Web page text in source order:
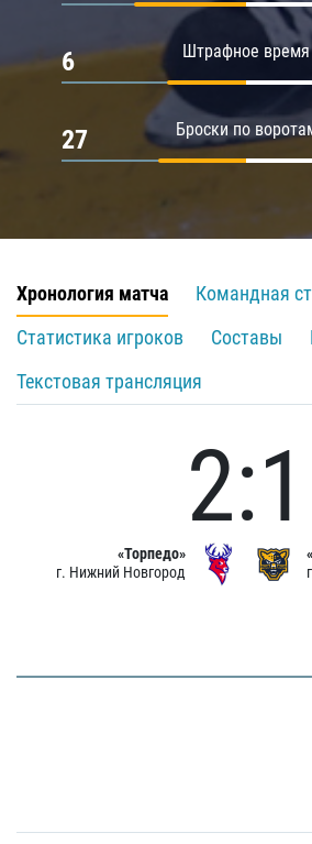
Штрафное время
6
Броски по
27
Хронология матча
Командная
Статистика игроков
Составы
Текстовая трансляция
«Торпедо»
г. Нижний Новгород
2:1